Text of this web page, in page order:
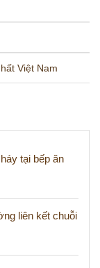
Việt Nam
tại bếp ăn
liên kết chuỗi